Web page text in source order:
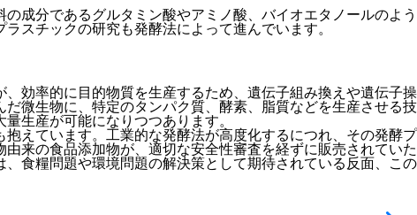
成分であるグルタミン酸やアミノ酸、バイオエタノールのよう
スチックの研究も発酵法によって進んでいます。
効率的に目的物質を生産するため、遺伝子組み換えや遺伝子操
微生物に、特定のタンパク質、酵素、脂質などを生産させる技
生産が可能になりつつあります。
えています。工業的な発酵法が高度化するにつれ、その発酵プ
来の食品添加物が、適切な安全性審査を経ずに販売されていた
食糧問題や環境問題の解決策として期待されている反面、この